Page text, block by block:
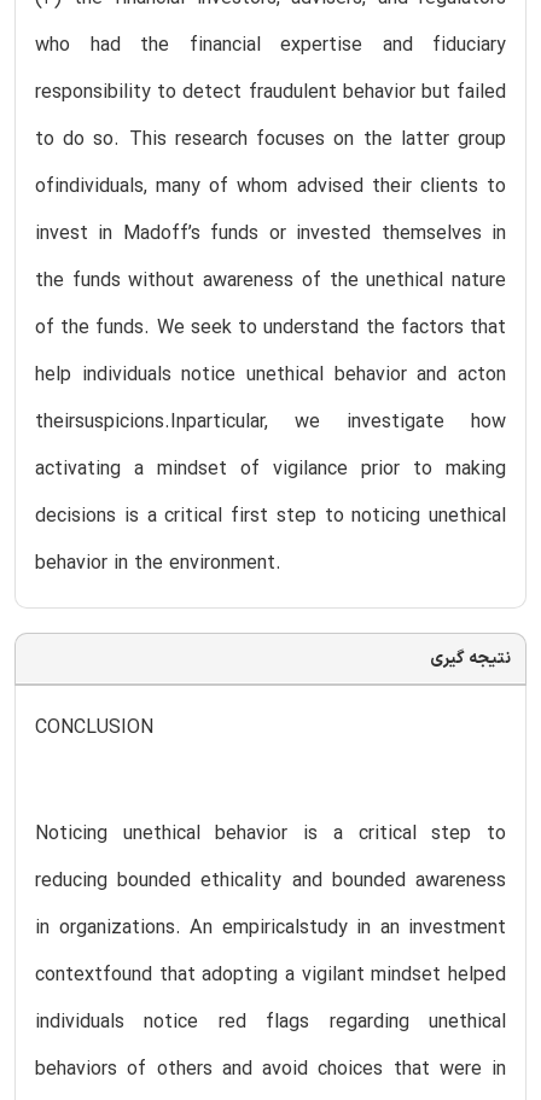
who had the financial expertise and fiduciary
responsibility to detect fraudulent behavior but failed
to do so. This research focuses on the latter group
ofindividuals, many of whom advised their clients to
invest in Madoff’s funds or invested themselves in
the funds without awareness of the unethical nature
of the funds. We seek to understand the factors that
help individuals notice unethical behavior and acton
theirsuspicions.Inparticular, we investigate how
activating a mindset of vigilance prior to making
decisions is a critical first step to noticing unethical
behavior in the environment.
نتیجه گیری
CONCLUSION
Noticing unethical behavior is a critical step to
reducing bounded ethicality and bounded awareness
in organizations. An empiricalstudy in an investment
contextfound that adopting a vigilant mindset helped
individuals notice red flags regarding unethical
behaviors of others and avoid choices that were in